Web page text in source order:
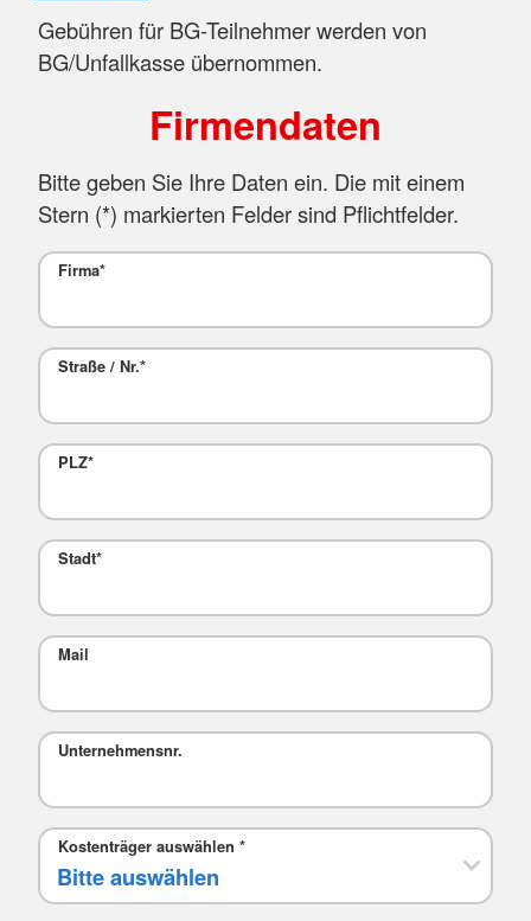
Gebühren für BG-Teilnehmer werden von
BG/Unfallkasse übernommen.
Firmendaten
Bitte geben Sie Ihre Daten ein. Die mit einem
Stern (*) markierten Felder sind Pflichtfelder.
Firma*
Straße / Nr.*
PLZ*
Stadt*
Mail
Unternehmensnr.
Kostenträger auswählen *